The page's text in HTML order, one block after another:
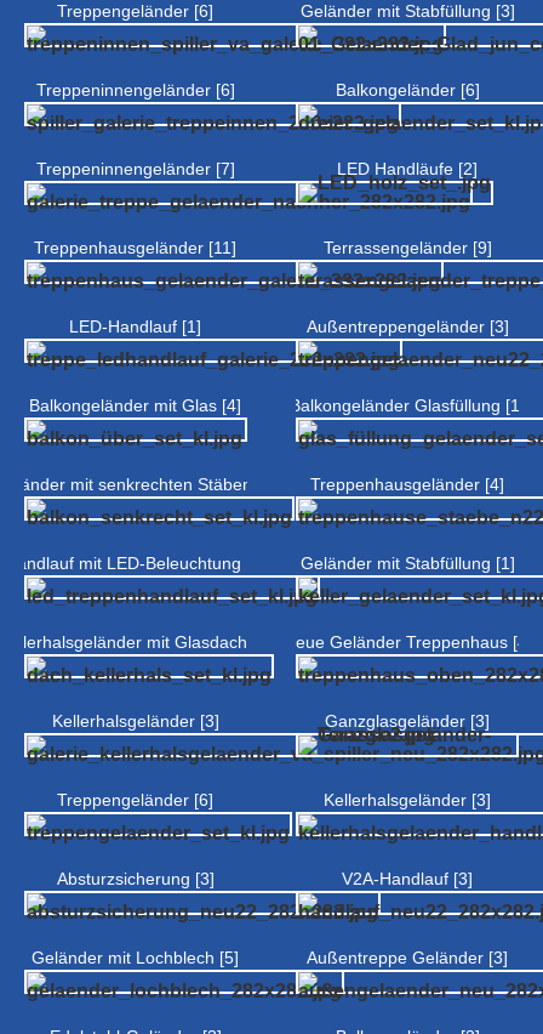
Treppengeländer [6] Geländer mit Stabfüllung [3]
Treppeninnengeländer [6] Balkongeländer [6]
Treppeninnengeländer [7] LED Handläufe [2]
Treppenhausgeländer [11] Terrassengeländer [9]
LED-Handlauf [1] Außentreppengeländer [3]
Balkongeländer mit Glas [4] Balkongeländer Glasfüllung [1]
mit senkrechten Stäben [2] Treppenhausgeländer [4]
Handlauf mit LED-Beleuchtung [4] Geländer mit Stabfüllung [1]
Kellerhalsgeländer mit Glasdach [2] Neue Geländer Treppenhaus [4]
Kellerhalsgeländer [3] Ganzglasgeländer [3]
Treppengeländer [6] Kellerhalsgeländer [3]
Absturzsicherung [3] V2A-Handlauf [3]
Geländer mit Lochblech [5] Außentreppe Geländer [3]